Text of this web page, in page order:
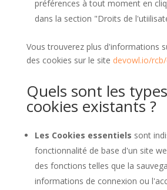
préférences à tout moment en
dans la section "Droits de
Vous trouverez plus d'informations
des cookies sur le site devowl.io/
Quels sont les
cookies existants ?
Les Cookies essentiels sont
fonctionnalité de base d'un site
des fonctions telles que la
informations de connexion ou